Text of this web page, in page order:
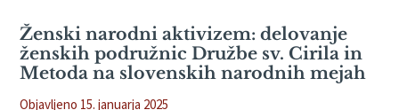
Ženski narodni aktivizem: delovanje
ženskih podružnic Družbe sv. Cirila in
Metoda na slovenskih narodnih mejah
Objavljeno 15. januarja 2025